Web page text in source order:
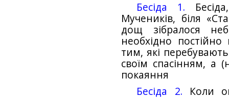
Бесіда 1.
Мучеників, біля
дощ зібралося
необхідно
тим, які
своїм спасінням, а
покаяння
Бесіда 2. Коли